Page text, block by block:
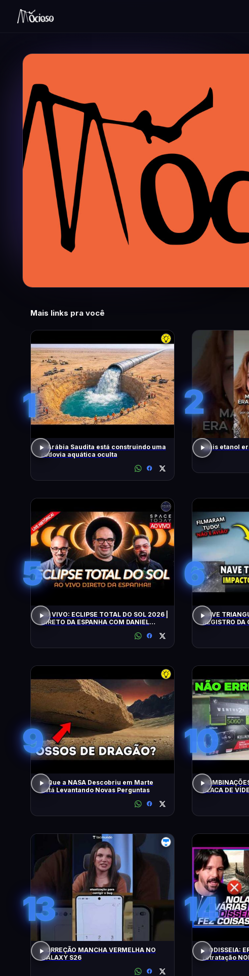
Mais links pra você
1
A Arábia Saudita está construindo uma
rodovia aquática oculta
2
Mais etanol
5
AO VIVO: ECLIPSE TOTAL DO SOL 2026 |
DIRETO DA ESPANHA COM DANIEL
6
NAVE
REGISTRO DA
9
O Que a NASA Descobriu em Marte
Está Levantando Novas Perguntas
10
PLACA DE
13
CORREÇÃO MANCHA VERMELHA NO
GALAXY S26
14
A ODISSEIA:
retratação